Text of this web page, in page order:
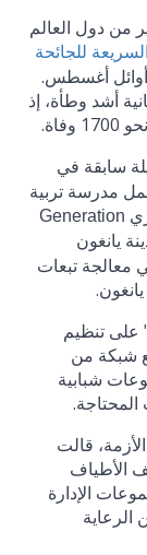
من دول العالم
للجائحة
مارس وأوائل أغسطس.
أشد وطأة، إذ
سابقة في
مدرسة تربية
Generation
يانغون
معالجة تبعات
على تنظيم
شبكة من
شبابية
قالت
الأطياف
الإدارة
الرعاية